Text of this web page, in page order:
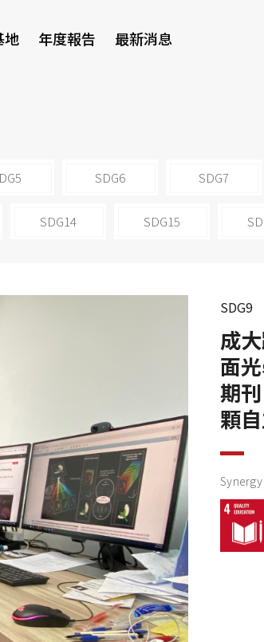
地 年度報告 最新消息
SDG6 SDG7
SDG14 SDG15
SDG9
成
面
期
顆